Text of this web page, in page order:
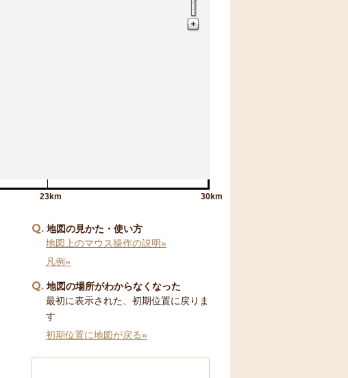
23km 30km
Q 地図の見かた・使い方
地図上のマウス操作の説明»
凡例»
Q 地図の場所がわからなくなった
最初に表示された、初期位置に戻りま
す
初期位置に地図が戻る»